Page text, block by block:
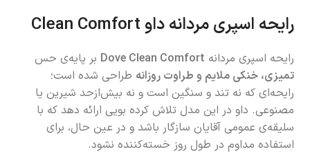
رایحه اسپری مردانه داو Clean Comfort
رایحه اسپری مردانه Dove Clean Comfort بر پایه‌ی حس
تمیزی، خنکی ملایم و طراوت روزانه طراحی شده است؛
رایحه‌ای که نه تند و سنگین است و نه بیش‌ازحد شیرین یا
مصنوعی. داو در این مدل تلاش کرده بویی ارائه دهد که با
سلیقه‌ی عمومی آقایان سازگار باشد و در عین حال، برای
استفاده مداوم در طول روز خسته‌کننده نشود.